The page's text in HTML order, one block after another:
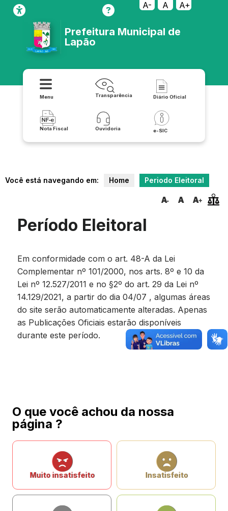
A- A A+
Prefeitura Municipal de
Lapão
Menu Transparência Diário Oficial
Nota Fiscal Ouvidoria e-SIC
Você está navegando em: Home Periodo Eleitoral
Período Eleitoral
Em conformidade com o art. 48-A da Lei
Complementar nº 101/2000, nos arts. 8º e 10 da
Lei nº 12.527/2011 e no §2º do art. 29 da Lei nº
14.129/2021, a partir do dia 04/07 , algumas áreas
do site serão automaticamente alteradas. Apenas
as Publicações Oficiais estarão disponíveis
durante este período.
O que você achou da nossa
página ?
Muito insatisfeito Insatisfeito